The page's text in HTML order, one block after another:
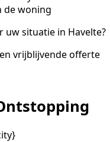
de woning
uw situatie in Havelte?
vrijblijvende offerte